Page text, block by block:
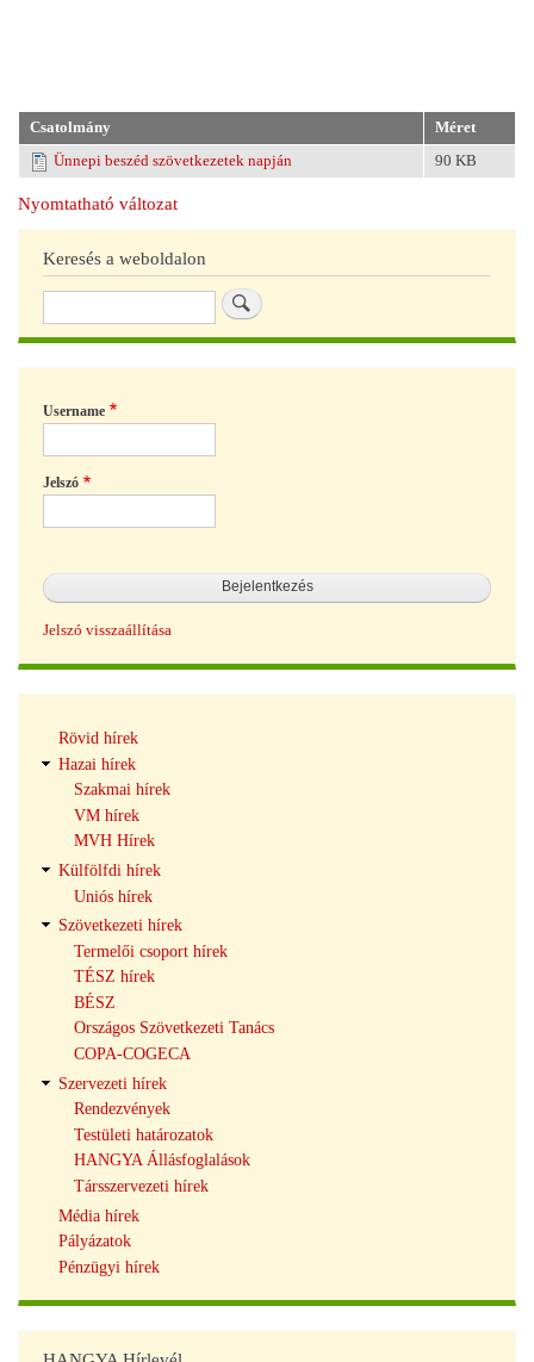
Csatolmány
Méret
Ünnepi beszéd szövetkezetek napján
90 KB
Nyomtatható változat
Keresés a weboldalon
Username
Jelszó
Jelszó visszaállítása
navigáció
Rövid hírek
Hazai hírek
Szakmai hírek
VM hírek
MVH Hírek
Külfölfdi hírek
Uniós hírek
Szövetkezeti hírek
Termelői csoport hírek
TÉSZ hírek
BÉSZ
Országos Szövetkezeti Tanács
COPA-COGECA
Szervezeti hírek
Rendezvények
Testületi határozatok
HANGYA Állásfoglalások
Társszervezeti hírek
Média hírek
Pályázatok
Pénzügyi hírek